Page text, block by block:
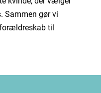
Sammen gør vi
til